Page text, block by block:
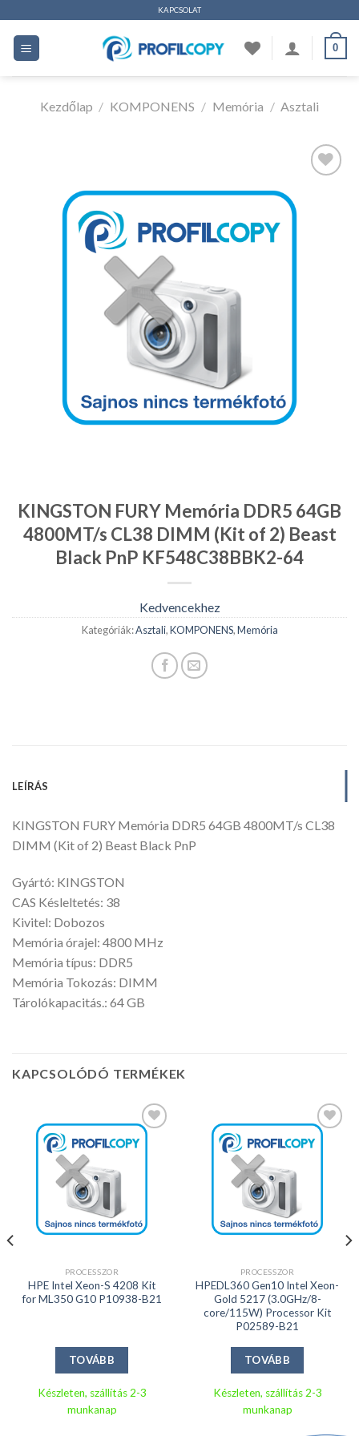
tartalomhoz
KAPCSOLAT
0
Kezdőlap / KOMPONENS / Memória / Asztali
Kedvencekhez
KINGSTON FURY Memória DDR5 64GB
4800MT/s CL38 DIMM (Kit of 2) Beast
Black PnP KF548C38BBK2-64
Kedvencekhez
Kategóriák:Asztali,KOMPONENS,Memória
LEÍRÁS
KINGSTON FURY Memória DDR5 64GB 4800MT/s CL38
DIMM (Kit of 2) Beast Black PnP
Gyártó: KINGSTON
CAS Késleltetés: 38
Kivitel: Dobozos
Memória órajel: 4800 MHz
Memória típus: DDR5
Memória Tokozás: DIMM
Tárolókapacitás.: 64 GB
KAPCSOLÓDÓ TERMÉKEK
Kedvencekhez
PROCESSZOR
HPE Intel Xeon-S 4208 Kit
for ML350 G10 P10938-B21
TOVÁBB
Készleten, szállítás 2-3
munkanap
Kedvencekhez
PROCESSZOR
HPEDL360 Gen10 Intel Xeon-
Gold 5217 (3.0GHz/8-
core/115W) Processor Kit
P02589-B21
TOVÁBB
Készleten, szállítás 2-3
munkanap